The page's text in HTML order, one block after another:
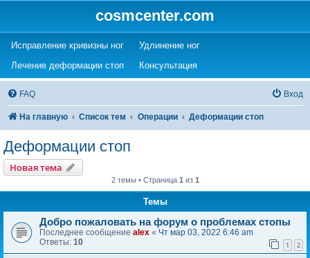
cosmcenter.com
Исправление кривизны ног(Opens a new tab)
Удлинение ног(Opens a new tab)
Лечение деформации стоп(Opens a new tab)
Консультация(Opens a new tab)
FAQ Вход
На главную Список тем Операции Деформации стоп
Деформации стоп
Новая тема
2 темы • Страница 1 из 1
Темы
Добро пожаловать на форум о проблемах стопы
Последнее сообщение alex « Чт мар 03, 2022 6:46 am
Ответы: 10 1 2